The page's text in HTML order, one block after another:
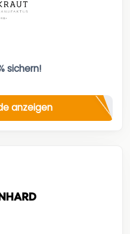
sichern!
anzeigen